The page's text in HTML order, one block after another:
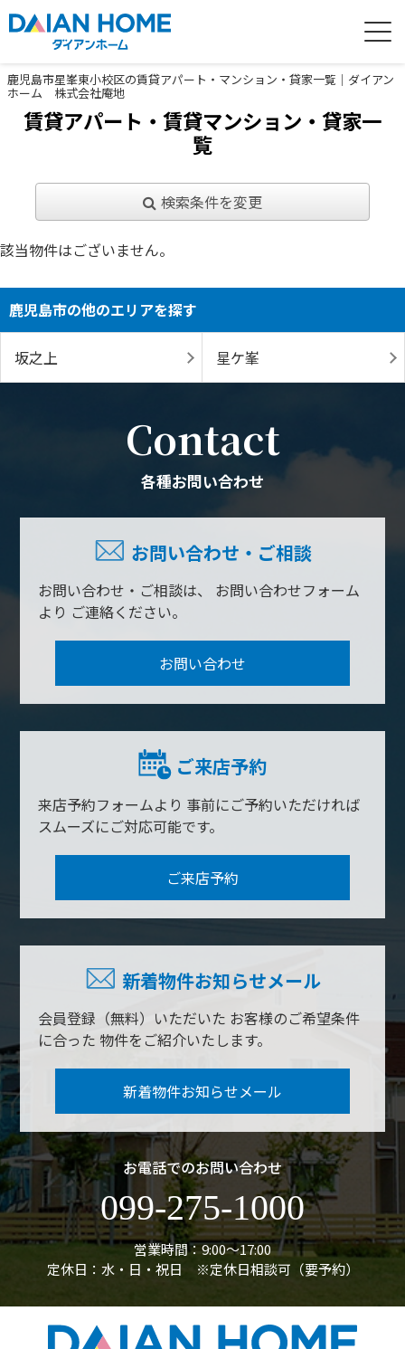
鹿児島市星峯東小校区の賃貸アパート・マンション・貸家一覧｜ダイアン
ホーム 株式会社庵地
賃貸アパート・賃貸マンション・貸家一
覧
検索条件を変更
該当物件はございません。
鹿児島市の他のエリアを探す
坂之上 星ケ峯
Contact
各種お問い合わせ
お問い合わせ・ご相談
お問い合わせ・ご相談は、
お問い合わせフォーム
より ご連絡ください。
お問い合わせ
ご来店予約
来店予約フォームより 事前にご予約いただければ
スムーズにご対応可能です。
ご来店予約
新着物件お知らせメール
会員登録（無料）いただいた お客様のご希望条件
に合った 物件をご紹介いたします。
新着物件お知らせメール
お電話でのお問い合わせ
099-275-1000
営業時間：9:00〜17:00
定休日：水・日・祝日 ※定休日相談可（要予約）